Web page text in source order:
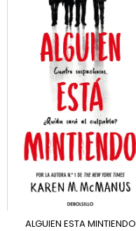
ALGUIEN ESTA MINTIENDO